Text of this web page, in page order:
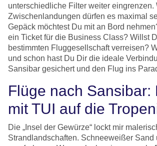
unterschiedliche Filter weiter eingrenzen.
Zwischenlandungen dürfen es maximal
Gepäck möchtest Du mit an Bord
ein Ticket für die Business Class? Willst
bestimmten Fluggesellschaft verreisen?
und schon hast Du Dir die ideale
Sansibar gesichert und den Flug ins
Flüge nach Sansibar:
mit TUI auf die
Die „Insel der Gewürze“ lockt mir
Strandlandschaften. Schneeweißer Sand